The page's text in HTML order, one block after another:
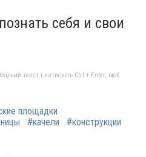
себя и свои
текст і натисніть Ctrl + Enter, щоб
площадки
#качели
#конструкции